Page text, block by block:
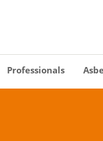
Professionals